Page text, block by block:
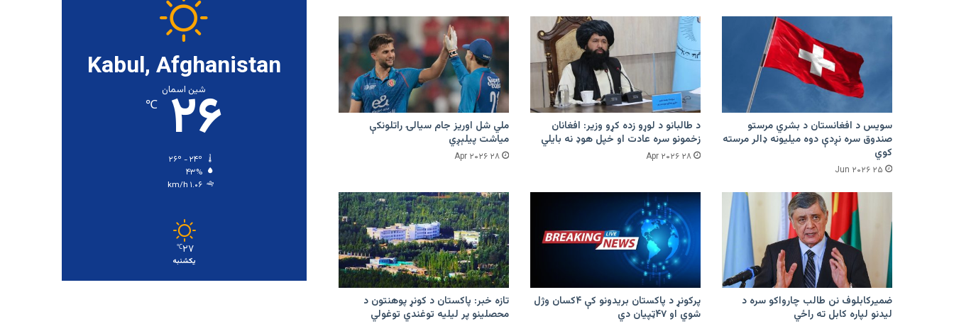
سویس د افغانستان د بشري مرستو
صندوق سره نږدې دوه میلیونه ډالر مرسته
کوي
۲۵ Jun ۲۰۲۶
د طالبانو د لوړو زده کړو وزیر: افغانان
زخمونو سره عادت او خپل هوډ نه بایلي
۲۸ Apr ۲۰۲۶
ملي شل اوریز جام سیالۍ راتلونکې
میاشت پیلېږي
۲۸ Apr ۲۰۲۶
ضمیرکابلوف نن طالب چارواکو سره د
لیدنو لپاره کابل ته راځي
پرکونړ د پاکستان بریدونو کې ۴کسان وژل
شوي او ۴۷ټپیان دي
تازه خبر: پاکستان د کونړ پوهنتون د
محصلینو پر لیلیه توغندي توغولي
Kabul, Afghanistan
شین اسمان
۲۶ ℃
۴۳%
۱.۰۶ km/h
۲۷℃
یکشنبه